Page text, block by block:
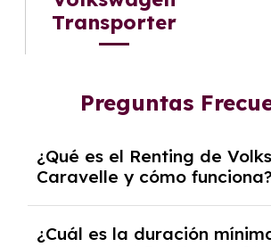
Transporter
Preguntas
¿Qué es el Renting de
Caravelle y cómo funciona?
ElRenting de Volkswagen
¿Cuál es la duración